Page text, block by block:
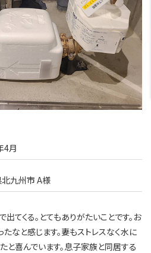
4月
九州市 A様
てくる。とてもありがたいことです。お
なと感じます。妻もストレスなく水に
と喜んでいます。息子家族と同居する